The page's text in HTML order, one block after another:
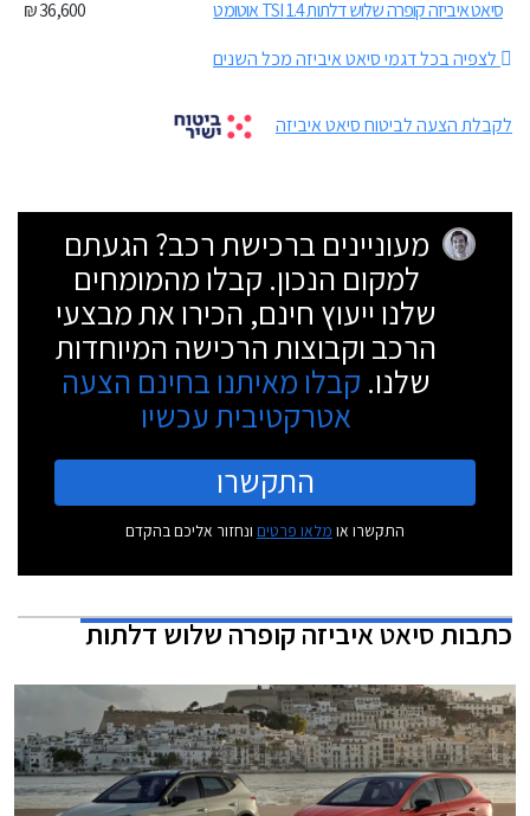
סיאט איביזה קופרה שלוש דלתות 1.4 TSI אוטומט
36,600 ₪
לצפיה בכל דגמי סיאט איביזה מכל השנים
לקבלת הצעה לביטוח סיאט איביזה
מעוניינים ברכישת רכב? הגעתם
למקום הנכון. קבלו מהמומחים
שלנו ייעוץ חינם, הכירו את מבצעי
הרכב וקבוצות הרכישה המיוחדות
שלנו. קבלו מאיתנו בחינם הצעה
אטרקטיבית עכשיו
התקשרו
התקשרו או מלאו פרטים ונחזור אליכם בהקדם
כתבותסיאט איביזה קופרה שלוש דלתות